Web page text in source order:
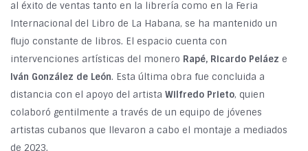
al éxito de ventas tanto en la librería como en la Feria
Internacional del Libro de La Habana, se ha mantenido un
flujo constante de libros. El espacio cuenta con
intervenciones artísticas del monero Rapé, Ricardo Peláez e
Iván González de León. Esta última obra fue concluida a
distancia con el apoyo del artista Wilfredo Prieto, quien
colaboró gentilmente a través de un equipo de jóvenes
artistas cubanos que llevaron a cabo el montaje a mediados
de 2023.